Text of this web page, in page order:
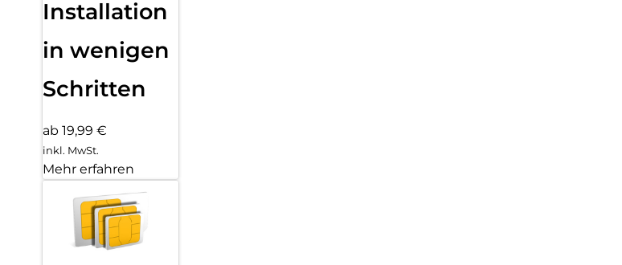
Installation
in wenigen
Schritten
ab 19,99 €
inkl. MwSt.
Mehr erfahren